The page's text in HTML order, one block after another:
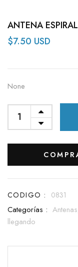
ANTENA
$7.50 USD
None
CODIGO : 0831
Categorías :
llegando